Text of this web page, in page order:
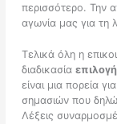
περισσότερο. Την
αγωνία μας για τη
Τελικά όλη η
διαδικασία
είναι μια πορεία
σημασιών που
Λέξεις